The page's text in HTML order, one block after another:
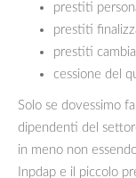
prestiti
prestiti
prestiti
cessione del
Solo se dovessimo
dipendenti del
in meno non
Inpdap e il piccolo